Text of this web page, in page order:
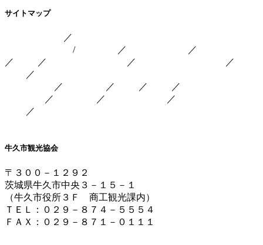
サイトマップ
／
/ ／ ／
／
／ ／ ／
／
／ ／ ／
／
／ ／ ／
／
牛久市観光協会
〒３００－１２９２
茨城県牛久市中央３－１５－１
（牛久市役所３Ｆ 商工観光課内）
ＴＥＬ：０２９－８７４－５５５４
ＦＡＸ：０２９－８７１－０１１１